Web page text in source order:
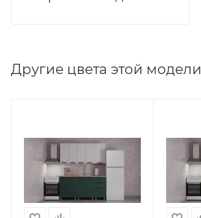
Другие цвета этой модели